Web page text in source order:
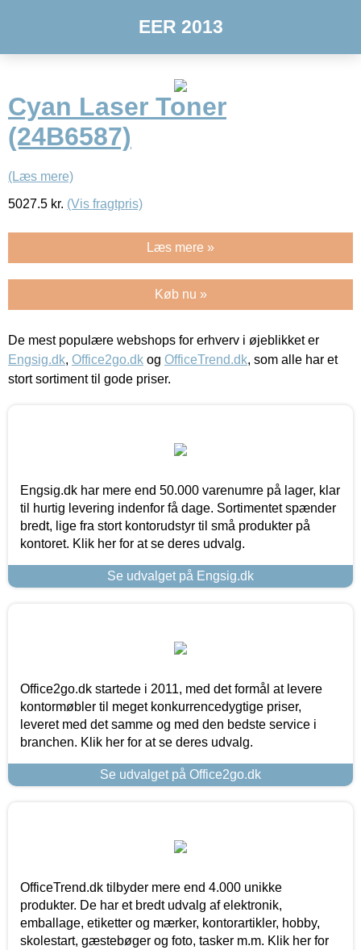
EER 2013
Cyan Laser Toner
(24B6587)
(Læs mere)
5027.5 kr. (Vis fragtpris)
Læs mere »
Køb nu »
De mest populære webshops for erhverv i øjeblikket er
Engsig.dk, Office2go.dk og OfficeTrend.dk, som alle har et
stort sortiment til gode priser.
Engsig.dk har mere end 50.000 varenumre på lager, klar
til hurtig levering indenfor få dage. Sortimentet spænder
bredt, lige fra stort kontorudstyr til små produkter på
kontoret. Klik her for at se deres udvalg.
Se udvalget på Engsig.dk
Office2go.dk startede i 2011, med det formål at levere
kontormøbler til meget konkurrencedygtige priser,
leveret med det samme og med den bedste service i
branchen. Klik her for at se deres udvalg.
Se udvalget på Office2go.dk
OfficeTrend.dk tilbyder mere end 4.000 unikke
produkter. De har et bredt udvalg af elektronik,
emballage, etiketter og mærker, kontorartikler, hobby,
skolestart, gæstebøger og foto, tasker m.m. Klik her for